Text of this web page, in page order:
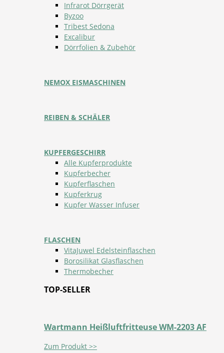
Infrarot Dörrgerät
Byzoo
Tribest Sedona
Excalibur
Dörrfolien & Zubehör
NEMOX EISMASCHINEN
REIBEN & SCHÄLER
KUPFERGESCHIRR
Alle Kupferprodukte
Kupferbecher
Kupferflaschen
Kupferkrug
Kupfer Wasser Infuser
FLASCHEN
VitaJuwel Edelsteinflaschen
Borosilikat Glasflaschen
Thermobecher
TOP-SELLER
Wartmann Heißluftfritteuse WM-2203 AF
Zum Produkt >>